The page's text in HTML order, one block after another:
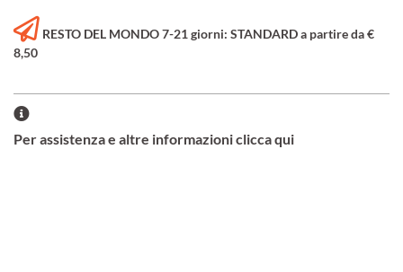
RESTO DEL MONDO 7-21 giorni: STANDARD a partire da €
8,50
Per assistenza e altre informazioni clicca qui